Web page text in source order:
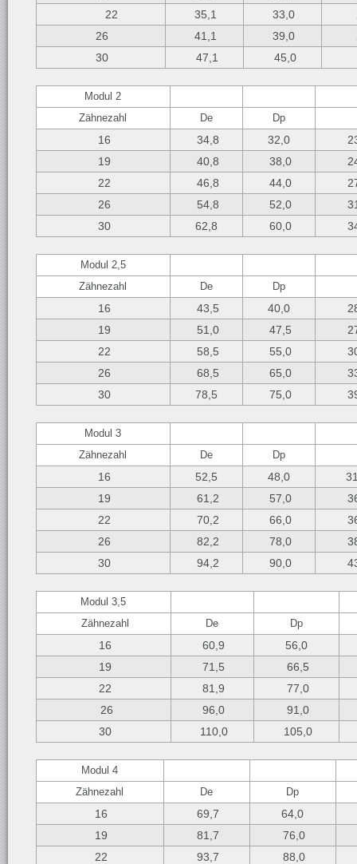
22
35,1 33,0
26
41,1 39,0
30
47,1 45,0
Modul 2
Zähnezahl
De Dp
16 34,8 32,0
19
40,8 38,0
22
46,8 44,0
26
54,8 52,0
30
62,8 60,0
Modul 2,5
Zähnezahl
De Dp
16 43,5 40,0
19
51,0 47,5
22
58,5 55,0
26
68,5 65,0
30
78,5 75,0
Modul 3
Zähnezahl
De Dp
16 52,5 48,0
19
61,2 57,0
22
70,2 66,0
26
82,2 78,0
30
94,2 90,0
Modul 3,5
Zähnezahl
De Dp
16 60,9
56,0
19
71,5
66,5
22
81,9
77,0
26
96,0
91,0
30
110,0 105,0
Modul 4
Zähnezahl
De Dp
16 69,7
64,0
19
81,7
76,0
22
93,7
88,0